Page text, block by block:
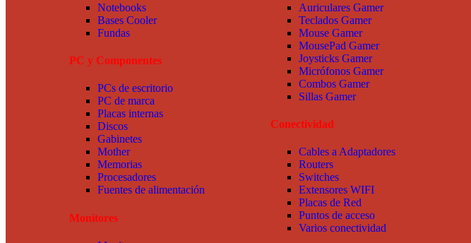
Notebooks
Bases Cooler
Fundas
PC y Componentes
PCs de escritorio
PC de marca
Placas internas
Discos
Gabinetes
Mother
Memorias
Procesadores
Fuentes de alimentación
Monitores
Auriculares Gamer
Teclados Gamer
Mouse Gamer
MousePad Gamer
Joysticks Gamer
Micrófonos Gamer
Combos Gamer
Sillas Gamer
Conectividad
Cables a Adaptadores
Routers
Switches
Extensores WIFI
Placas de Red
Puntos de acceso
Varios conectividad